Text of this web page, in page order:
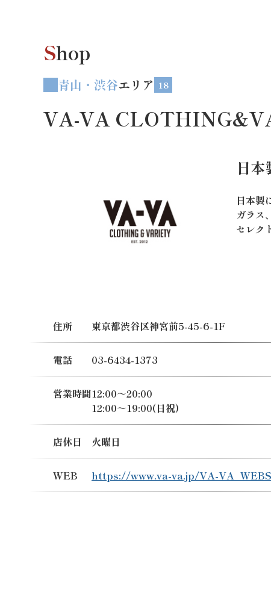
Shop
青山・渋谷エリア 18
VA-VA
日
日本製
ガラス
セレク
住所 東京都渋谷区神宮前5-45-6-1F
電話 03-6434-1373
営業時間12:00～20:00
12:00～19:00(日祝)
店休日 火曜日
WEB https://www.va-va.jp/VA-